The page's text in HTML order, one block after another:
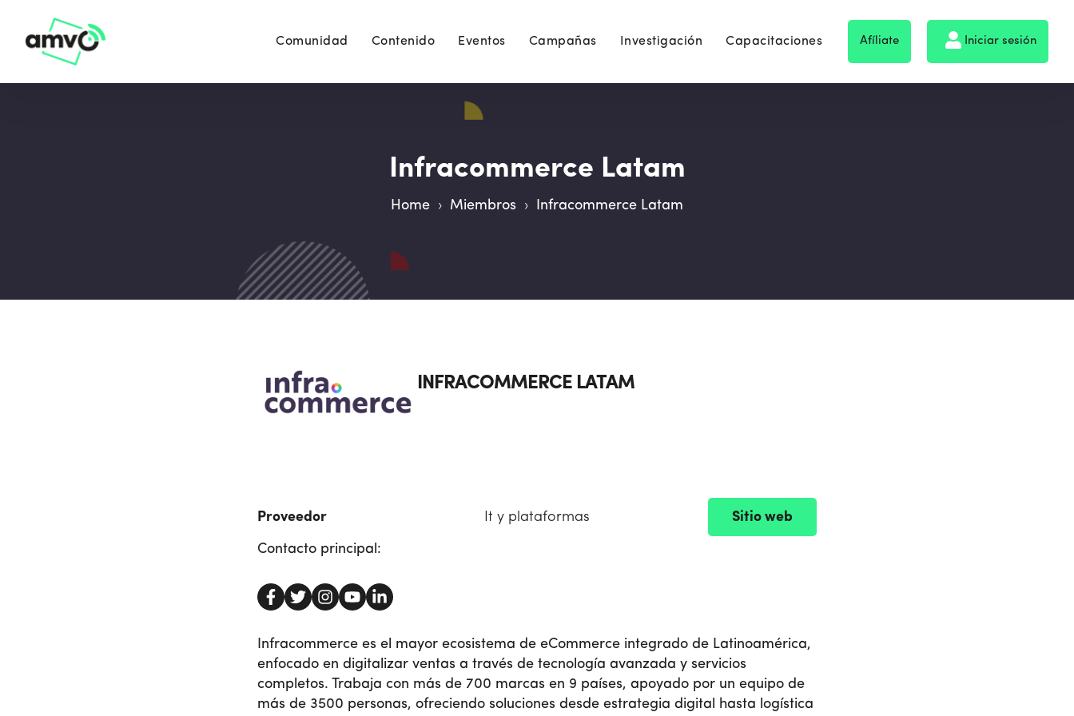
Comunidad Contenido Eventos Campañas Investigación Capacitaciones Afíliate Iniciar sesión
Infracommerce Latam
Home › Miembros › Infracommerce Latam
INFRACOMMERCE LATAM
Proveedor It y plataformas Sitio web
Contacto principal:
Infracommerce es el mayor ecosistema de eCommerce integrado de Latinoamérica,
enfocado en digitalizar ventas a través de tecnología avanzada y servicios
completos. Trabaja con más de 700 marcas en 9 países, apoyado por un equipo de
más de 3500 personas, ofreciendo soluciones desde estrategia digital hasta logística​​